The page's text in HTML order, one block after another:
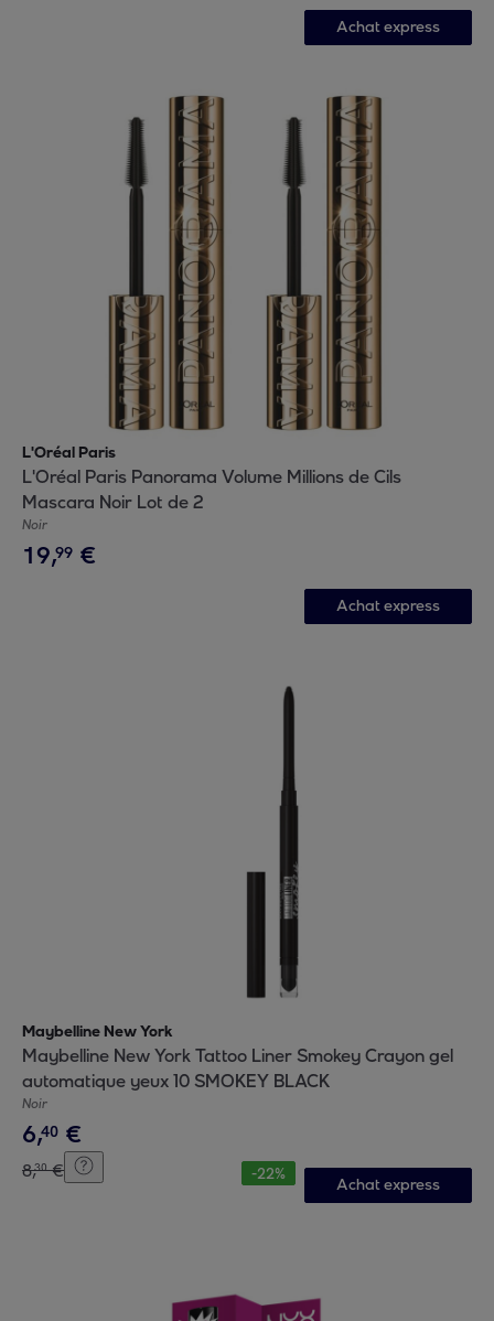
Achat express
L'Oréal Paris
L'Oréal Paris Panorama Volume Millions de Cils
Mascara Noir Lot de 2
Noir
19,99 €
Achat express
Maybelline New York
Maybelline New York Tattoo Liner Smokey Crayon gel
automatique yeux 10 SMOKEY BLACK
Noir
6,40 €
8,30 € -22%
Achat express